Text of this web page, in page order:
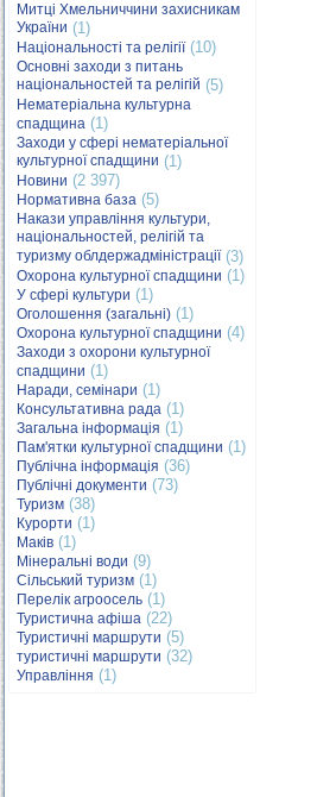
Митці Хмельниччини захисникам
України (1)
Національності та релігії(10)
Основні заходи з питань
національностей та релігій (5)
Нематеріальна культурна
спадщина (1)
Заходи у сфері нематеріальної
культурної спадщини (1)
Новини (2 397)
Нормативна база (5)
Накази управління культури,
національностей, релігій та
туризму облдержадміністрації(3)
Охорона культурної спадщини (1)
У сфері культури (1)
Оголошення (загальні) (1)
Охорона культурної спадщини (4)
Заходи з охорони культурної
спадщини (1)
Наради, семінари (1)
Консультативна рада (1)
Загальна інформація (1)
Пам'ятки культурної спадщини (1)
Публічна інформація (36)
Публічні документи (73)
Туризм (38)
Курорти (1)
Маків (1)
Мінеральні води (9)
Сільський туризм (1)
Перелік агроосель (1)
Туристична афіша (22)
Туристичні маршрути (5)
туристичні маршрути (32)
Управління (1)